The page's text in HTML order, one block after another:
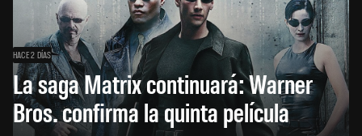
HACE 2 DÍAS
La saga Matrix continuará: Warner
Bros. confirma la quinta película